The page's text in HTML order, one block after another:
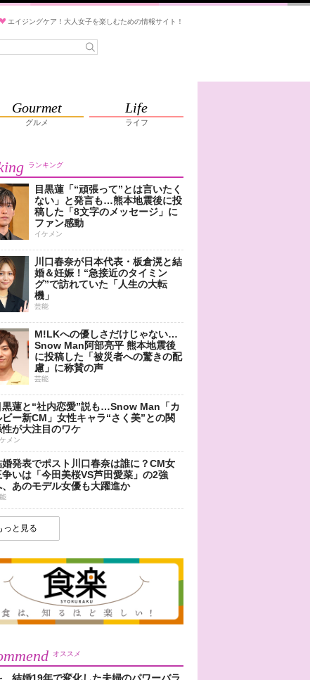
エイジングケア！大人女子を楽しむための情報サイト！
Gourmet
グルメ
Life
ライフ
ランキング
目黒蓮「“頑張って”とは言いたく
ない」と発言も…熊本地震後に投
稿した「8文字のメッセージ」に
ファン感動
イケメン
川口春奈が日本代表・板倉滉と結
婚＆妊娠！“急接近のタイミン
グ”で訪れていた「人生の大転
機」
芸能
M!LKへの優しさだけじゃない…
Snow Man阿部亮平 熊本地震後
に投稿した「被災者への驚きの配
慮」に称賛の声
芸能
黒蓮と“社内恋愛”説も…Snow Man「カ
ビー新CM」女性キャラ“さく美”との関
性が大注目のワケ
メン
婚発表でポスト川口春奈は誰に？CM女
争いは「今田美桜VS芦田愛菜」の2強
、あのモデル女優も大躍進か
っと見る
オススメ